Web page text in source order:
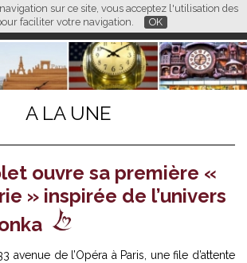
sur ce site, vous acceptez l'utilisation des
faciliter votre navigation.
OK
FR EN CN
A LA UNE
ouvre sa première «
» inspirée de l’univers
avenue de l’Opéra à Paris, une file d’attente